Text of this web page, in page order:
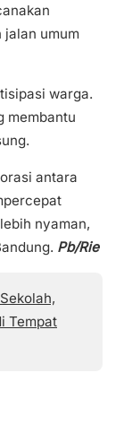
jalan umum
warga.
membantu
antara
nyaman,
Pb/Rie
Tempat